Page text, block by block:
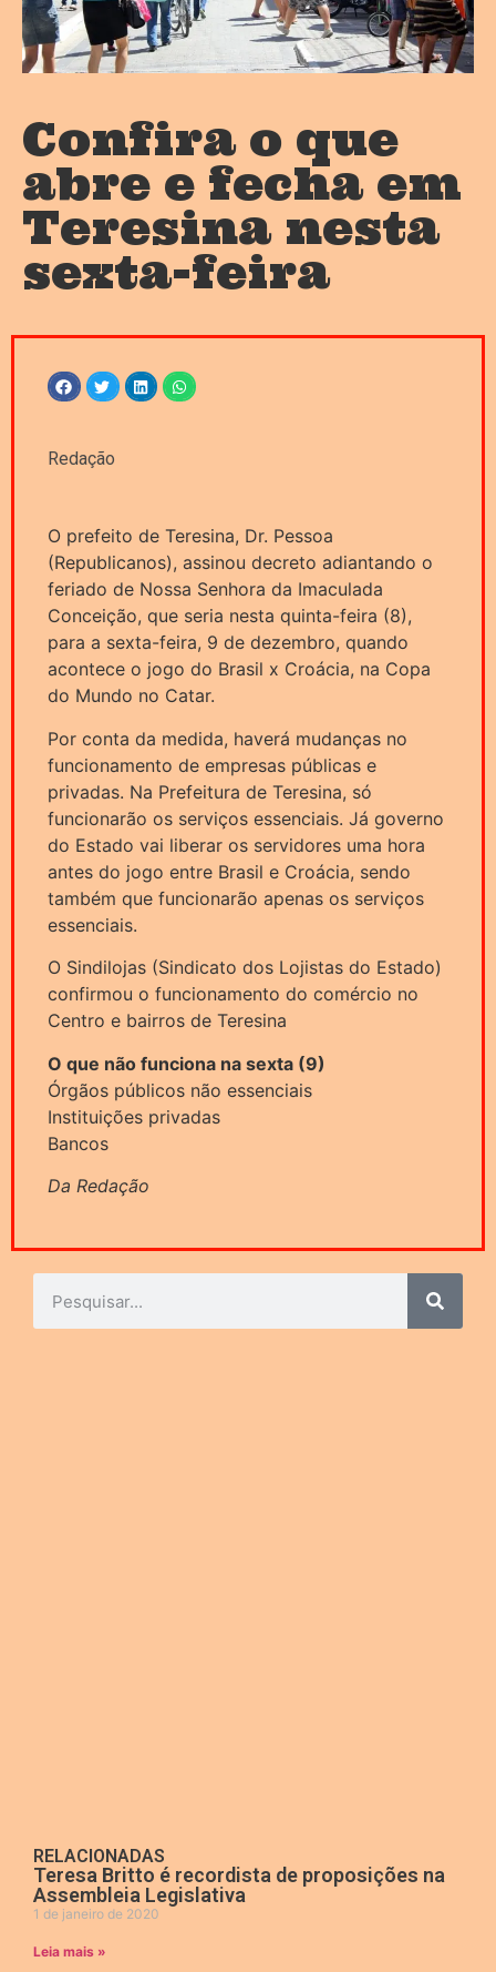
Confira o que
abre e fecha em
Teresina nesta
sexta-feira
Redação
O prefeito de Teresina, Dr. Pessoa
(Republicanos), assinou decreto adiantando o
feriado de Nossa Senhora da Imaculada
Conceição, que seria nesta quinta-feira (8),
para a sexta-feira, 9 de dezembro, quando
acontece o jogo do Brasil x Croácia, na Copa
do Mundo no Catar.
Por conta da medida, haverá mudanças no
funcionamento de empresas públicas e
privadas. Na Prefeitura de Teresina, só
funcionarão os serviços essenciais. Já governo
do Estado vai liberar os servidores uma hora
antes do jogo entre Brasil e Croácia, sendo
também que funcionarão apenas os serviços
essenciais.
O Sindilojas (Sindicato dos Lojistas do Estado)
confirmou o funcionamento do comércio no
Centro e bairros de Teresina
O que não funciona na sexta (9)
Órgãos públicos não essenciais
Instituições privadas
Bancos
Da Redação
RELACIONADAS
Teresa Britto é recordista de proposições na
Assembleia Legislativa
1 de janeiro de 2020
Leia mais »